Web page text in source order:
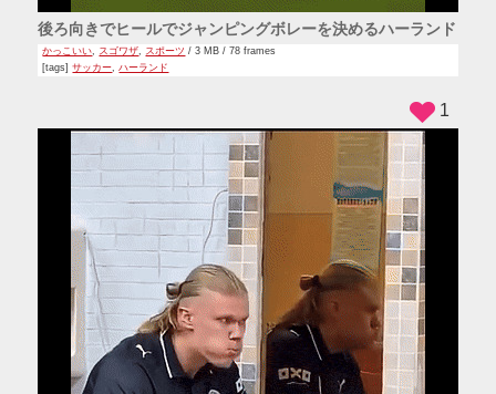
後ろ向きでヒールでジャンピングボレーを決めるハーランド
かっこいい, スゴワザ, スポーツ / 3 MB / 78 frames
[tags]サッカー,ハーランド
1